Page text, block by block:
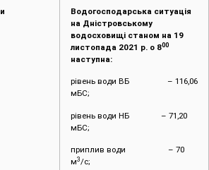
Водогосподарська ситуація
на Дністровському
водосховищі станом на 19
листопада 2021 р. о 800
наступна:
рівень води ВБ – 116,06
мБС;
рівень води НБ – 71,20
мБС;
приплив води – 70
м3/с;